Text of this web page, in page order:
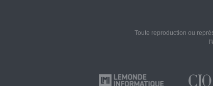
Toute reproduction ou